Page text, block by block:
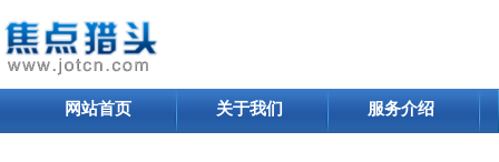
网站首页 关于我们 服务介绍